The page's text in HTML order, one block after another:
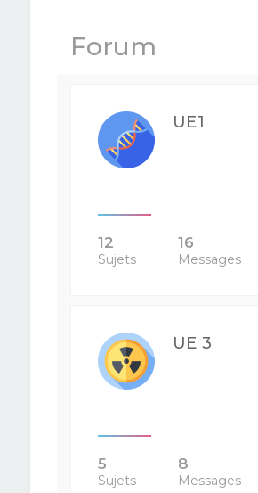
Forum
UE1
12
Sujets
16
Messages
UE 3
5
Sujets
8
Messages